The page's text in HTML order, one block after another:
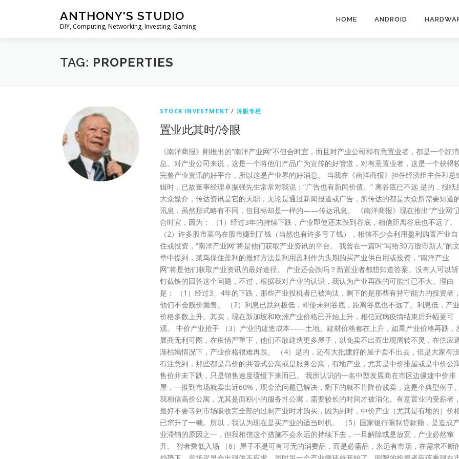
ANTHONY'S STUDIO
DIY, Computing, Networking, Investing, Gaming
HOME ANDROID
TAG: PROPERTIES
STOCK INVESTMENT / 冷眼专栏
置业此其时/冷眼
《南洋商报》刚推出的“南洋产业网”不但合时宜，而且对产业公司和有意置业者，都是一个好消
息。对产业公司来说，这是一个将他们产品广为宣传的好管道，对有意置业者，这是一个获得
完整产业资讯的好平台，所以这是产业界的好消息。 当我在《南洋商报》担任经济组主任和总
辑时，已故董事经理卓振强先生常常对我说：“广告也有新闻价值。” 离谷底已不远 是的，报纸
大众媒介，传达资讯是它的天职，无论是通过新闻报道或广告，所传达的都是大众所需要知道
讯息，虽然形式略有不同，但目标却是一样的——传达讯息。 《南洋商报》现在推出“产业网”
合时宜，因为： （1）经过3年的持续下跌，产业即使还未跌到谷底，相信距离谷底也不远了。
（2）许多股市菜鸟在股市赚到了钱（当然也有许多亏了钱），相信不少会利用盈利购置产业自
住或投资，“南洋产业网”将是他们获取产业资讯的平台。 我曾在一篇叫“写给30万股市新人”的文
章中提到，菜鸟保住盈利的最好方法是利用盈利作为头期购买产业供自用或投资，“南洋产业
网”将是他们获取产业资讯的最好途径。 产业还会跌吗？新置业者都想知道答案。没有人可以斩
钉截铁的回答这个问题，不过，根据我对产业的认识，我认为产业再跌的可能性已不大。理由
是： （1）经过3、4年的下跌，那些产业投机者已被淘汰，剩下的是那些有持守能力的投资者，
他们不会贱价抛售。 （2）利息已跌到极低，即使未到谷底，距离谷底也不远了。利息低，产业
价格多数上升。其实，现在新加坡和欧洲产业价格已开始上升，相信冠病疫情结束后升幅更可
观。 中价产业抢手 （3）产业的建造成本——土地、建材价格都在上升，如果产业价格再跌，
展商无利可图，在疫情严重下，他们不敢建造更多屋子，以免卖不出而出现周转不灵，在供应
渐枯竭情况下，产业价格很难再跌。 （4）是的，还有大批建好的屋子卖不出去，但是大家有
有注意到，那些都是高价的共管式公寓或是服务公寓，有地产业，尤其是中价排屋或是中价公
售价并未下跌，只是销售速度缓慢下来而已。 我所认识的一名中型发展商在市区边缘建中价排
屋，一推到市场就卖出近60%，现金流问题已解决，剩下的就不肯降价贱卖，这是个典型例子。
我相信高价公寓，尤其是面积小的服务性公寓，需要较长的时间才被消化。有意置业的受薪者，
最好不要等到市场吸收完全部的过剩产业时才购买，因为到时，中价产业（尤其是有地的）价
已窜升了一截。所以，我认为现在是买产业的适当时机。 （5）国家银行限制贷款额，是造成
业滞销的原因之一，但我相信这个措施不会永远的持续下去，一旦解除或是放宽，产业必然窜
升。 智者乘低入场 （6）屋子不是可有可无的消费品，而是必需品，永远有市场，在需求不断